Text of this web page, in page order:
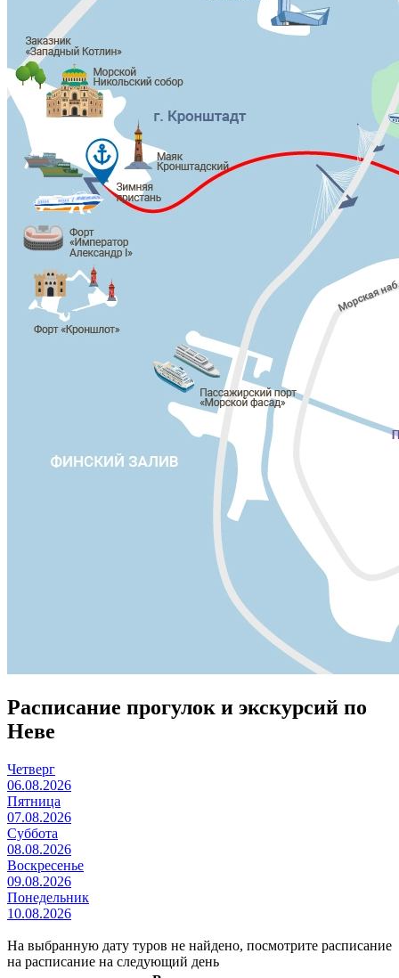
Расписание прогулок и экскурсий по
Неве
Четверг
06.08.2026
Пятница
07.08.2026
Суббота
08.08.2026
Воскресенье
09.08.2026
Понедельник
10.08.2026
На выбранную дату туров не найдено, посмотрите расписание
на расписание на следующий день